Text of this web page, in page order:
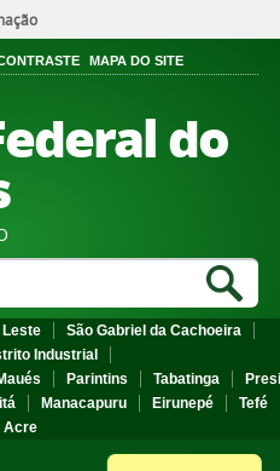
MAPA DO SITE
do
Leste
São Gabriel da Cachoeira
Industrial
Parintins Tabatinga
Manacapuru Eirunepé
Tefé
Acre